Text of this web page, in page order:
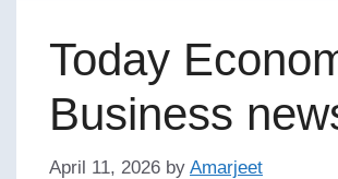
Today
Business
April 11, 2026 by Amarjeet